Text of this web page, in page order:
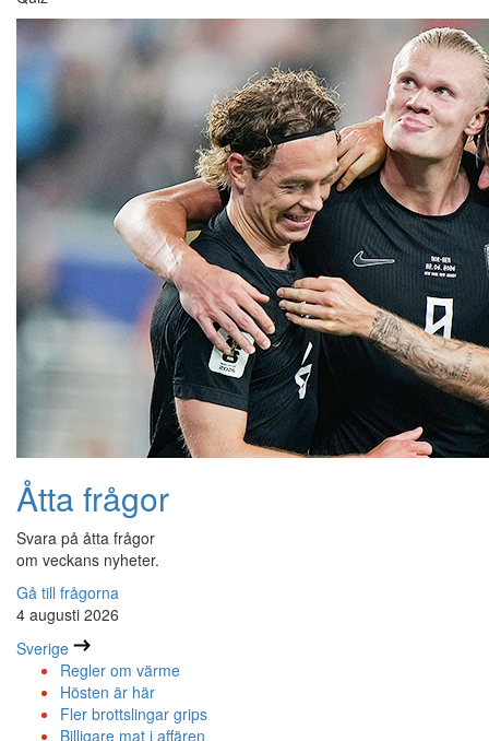
Åtta frågor
Svara på åtta frågor
om veckans nyheter.
Gå till frågorna
4 augusti 2026
Sverige
Regler om värme
Hösten är här
Fler brottslingar grips
Billigare mat i affären